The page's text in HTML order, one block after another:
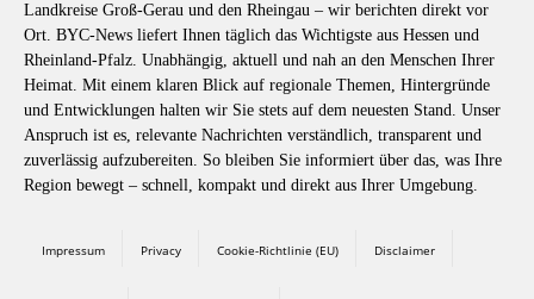
Landkreise Groß-Gerau und den Rheingau – wir berichten direkt vor
Ort. BYC-News liefert Ihnen täglich das Wichtigste aus Hessen und
Rheinland-Pfalz. Unabhängig, aktuell und nah an den Menschen Ihrer
Heimat. Mit einem klaren Blick auf regionale Themen, Hintergründe
und Entwicklungen halten wir Sie stets auf dem neuesten Stand. Unser
Anspruch ist es, relevante Nachrichten verständlich, transparent und
zuverlässig aufzubereiten. So bleiben Sie informiert über das, was Ihre
Region bewegt – schnell, kompakt und direkt aus Ihrer Umgebung.
Impressum Privacy Cookie-Richtlinie (EU) Disclaimer